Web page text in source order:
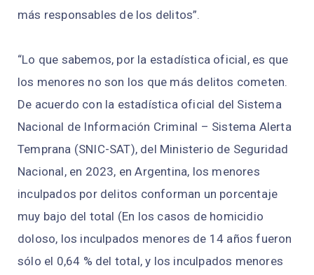
más responsables de los delitos”.
“Lo que sabemos, por la estadística oficial, es que
los menores no son los que más delitos cometen.
De acuerdo con la estadística oficial del Sistema
Nacional de Información Criminal – Sistema Alerta
Temprana (SNIC-SAT), del Ministerio de Seguridad
Nacional, en 2023, en Argentina, los menores
inculpados por delitos conforman un porcentaje
muy bajo del total (En los casos de homicidio
doloso, los inculpados menores de 14 años fueron
sólo el 0,64 % del total, y los inculpados menores